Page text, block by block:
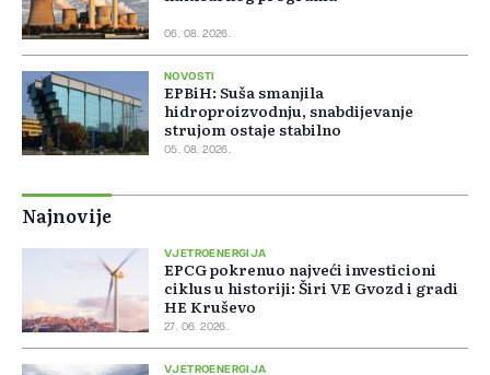
06. 08. 2026.
NOVOSTI
EPBiH: Suša smanjila
hidroproizvodnju, snabdijevanje
strujom ostaje stabilno
05. 08. 2026.
Najnovije
VJETROENERGIJA
EPCG pokrenuo najveći investicioni
ciklus u historiji: Širi VE Gvozd i gradi
HE Kruševo
27. 06. 2026.
VJETROENERGIJA